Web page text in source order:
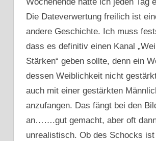
Die Dateverwertung freilich ist
andere Geschichte. Ich muss
dass es definitiv einen Kanal
Stärken“ geben sollte, denn ein
dessen Weiblichkeit nicht
auch mit einer gestärkten
anzufangen. Das fängt bei den
an…….gut gemacht, aber oft
unrealistisch. Ob des Schocks